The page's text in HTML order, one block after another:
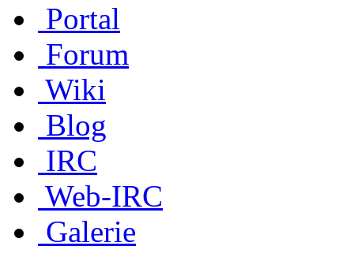
Portal
Forum
Wiki
Blog
IRC
Web-IRC
Galerie